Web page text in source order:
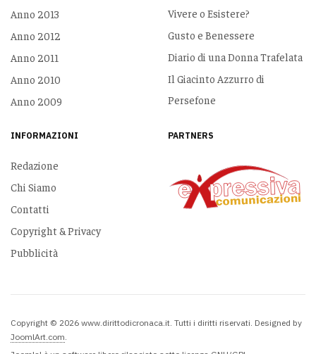
Anno 2013
Anno 2012
Anno 2011
Anno 2010
Anno 2009
Vivere o Esistere?
Gusto e Benessere
Diario di una Donna Trafelata
Il Giacinto Azzurro di
Persefone
INFORMAZIONI
Redazione
Chi Siamo
Contatti
Copyright & Privacy
Pubblicità
PARTNERS
Copyright © 2026 www.dirittodicronaca.it. Tutti i diritti riservati. Designed by
JoomlArt.com